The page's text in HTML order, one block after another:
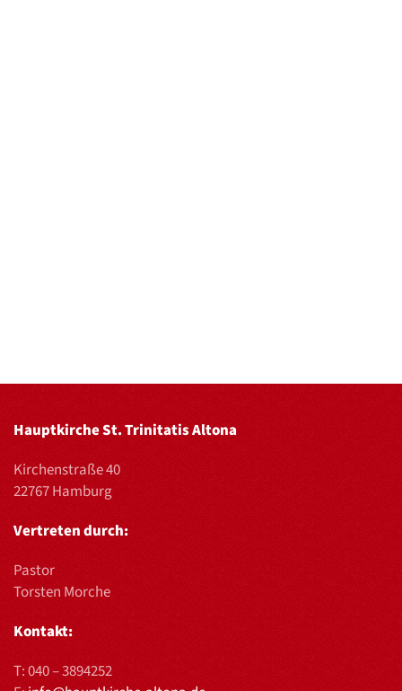
Hauptkirche St. Trinitatis Altona
Kirchenstraße 40
22767 Hamburg
Vertreten durch:
Pastor
Torsten Morche
Kontakt:
T:040 – 3894252